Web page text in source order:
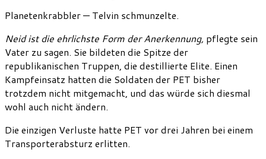
Planetenkrabbler — Telvin schmunzelte.
Neid ist die ehrlichste Form der Anerkennung, pflegte sein
Vater zu sagen. Sie bildeten die Spitze der
republikanischen Truppen, die destillierte Elite. Einen
Kampfeinsatz hatten die Soldaten der PET bisher
trotzdem nicht mitgemacht, und das würde sich diesmal
wohl auch nicht ändern.
Die einzigen Verluste hatte PET vor drei Jahren bei einem
Transporterabsturz erlitten.